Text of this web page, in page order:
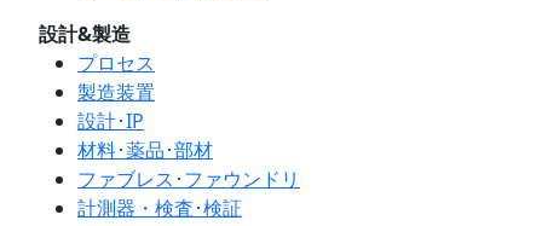
設計&製造
プロセス
製造装置
設計･IP
材料･薬品･部材
ファブレス･ファウンドリ
計測器・検査･検証